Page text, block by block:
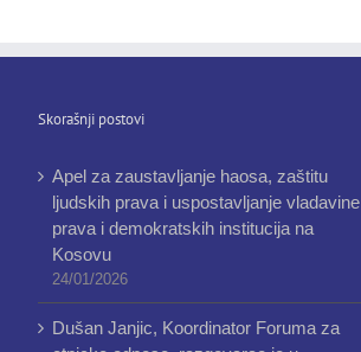
Skorašnji postovi
Apel za zaustavljanje haosa, zaštitu
ljudskih prava i uspostavljanje vladavine
prava i demokratskih institucija na
Kosovu
24/01/2026
Dušan Janjic, Koordinator Foruma za